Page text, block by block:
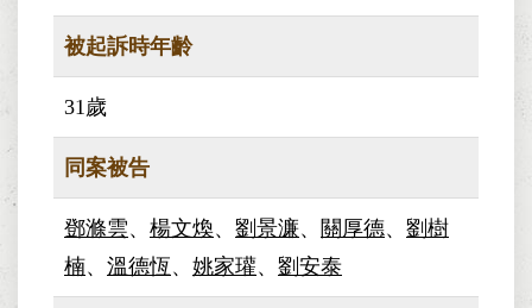
被起訴時年齡
31歲
同案被告
鄧滌雲、 楊文煥、 劉景濂、 關厚德、 劉樹
楠、 溫德恆、 姚家瓘、 劉安泰